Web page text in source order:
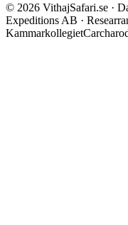
© 2026 VithajSafari.se ·
Expeditions AB ·
Kammarkollegiet